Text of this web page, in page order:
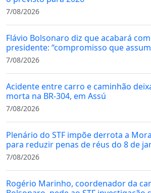
7/08/2026
Flávio Bolsonaro diz que acabará
presidente: “compromisso que
7/08/2026
Acidente entre carro e caminhão
morta na BR-304, em Assú
7/08/2026
Plenário do STF impõe derrota a
para reduzir penas de réus do 8 de
7/08/2026
Rogério Marinho, coordenador da